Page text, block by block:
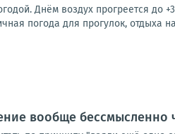
Днём воздух прогреется до
погода для прогулок, отдыха
вообще бессмысленно